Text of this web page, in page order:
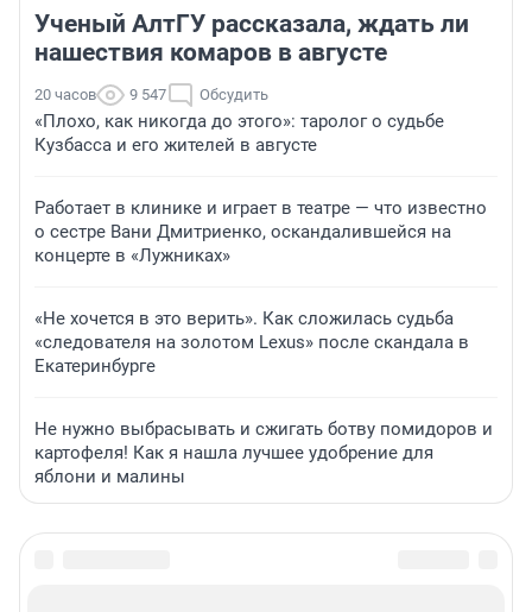
Ученый АлтГУ рассказала, ждать ли
нашествия комаров в августе
20 часов 9 547 Обсудить
«Плохо, как никогда до этого»: таролог о судьбе
Кузбасса и его жителей в августе
Работает в клинике и играет в театре — что известно
о сестре Вани Дмитриенко, оскандалившейся на
концерте в «Лужниках»
«Не хочется в это верить». Как сложилась судьба
«следователя на золотом Lexus» после скандала в
Екатеринбурге
Не нужно выбрасывать и сжигать ботву помидоров и
картофеля! Как я нашла лучшее удобрение для
яблони и малины